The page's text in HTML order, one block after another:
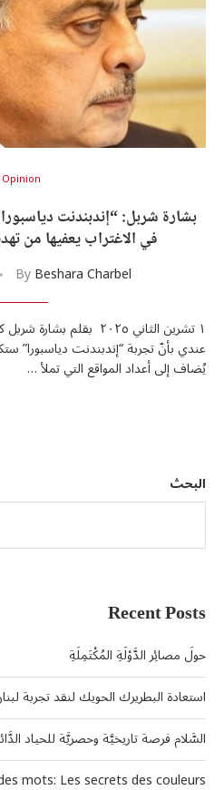
Opinion
بشارة شربل: “إندبندنت
في الاغتراب يعفيها من
ByBeshara Charbel
١ تشرين الثاني ٢٠٢٥
عندي بأنّ تجربة “إندبندنت دياسبورا”
يُضاف إلى أعداد المواقع التي تملأ …
البحث
Recent Posts
حولَ مصائِر الدَّوْلَةِ المُكْتَمِلَةِ
استعادة البطريرك الحويك لنقد تجربة
السَّلام فرصة تاريخيَّة وحصريَّة للحياد
mots: Les secrets des couleurs